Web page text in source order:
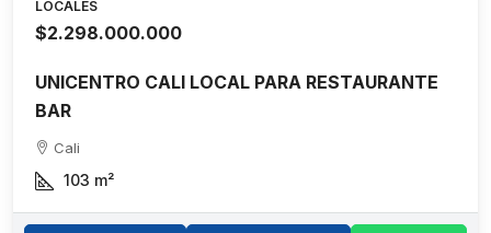
LOCALES
$2.298.000.000
UNICENTRO CALI LOCAL PARA RESTAURANTE
BAR
Cali
103 m²